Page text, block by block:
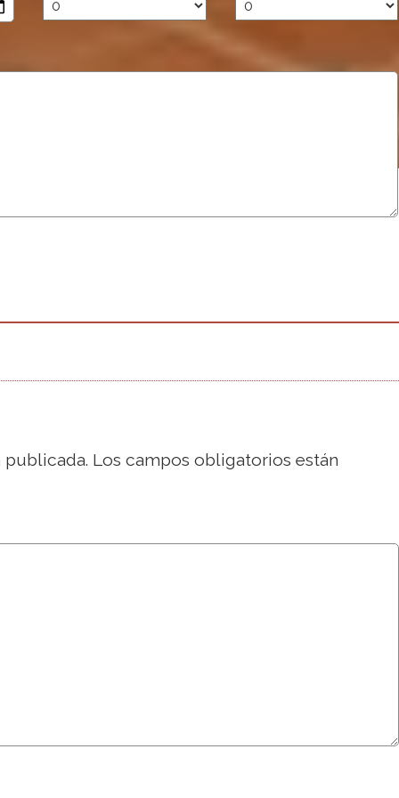
Los campos obligatorios están